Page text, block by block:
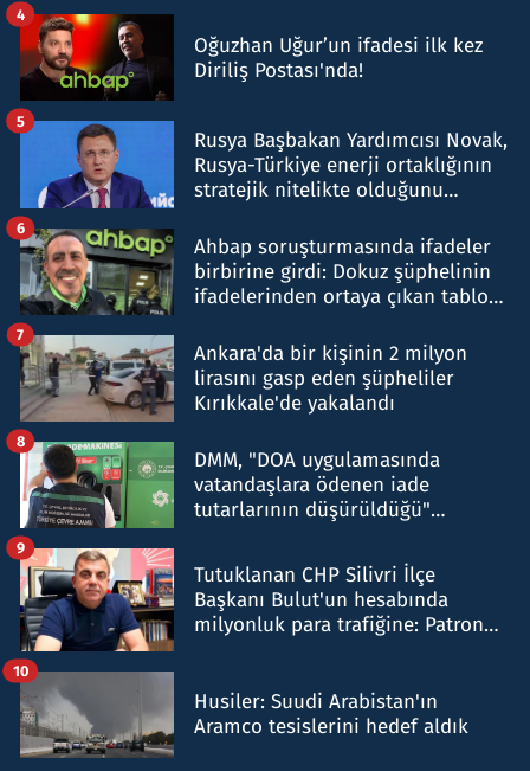
Oğuzhan Uğur’un ifadesi ilk kez
Diriliş Postası'nda!
4
Rusya Başbakan Yardımcısı Novak,
Rusya-Türkiye enerji ortaklığının
stratejik nitelikte olduğunu
5
Ahbap soruşturmasında ifadeler
birbirine girdi: Dokuz şüphelinin
ifadelerinden ortaya çıkan tablo
6
Ankara'da bir kişinin 2 milyon
lirasını gasp eden şüpheliler
Kırıkkale'de yakalandı
7
DMM, "DOA uygulamasında
vatandaşlara ödenen iade
tutarlarının düşürüldüğü"
8
Tutuklanan CHP Silivri İlçe
Başkanı Bulut'un hesabında
milyonluk para trafiğine: Patron
9
Husiler: Suudi Arabistan'ın
Aramco tesislerini hedef aldık
10